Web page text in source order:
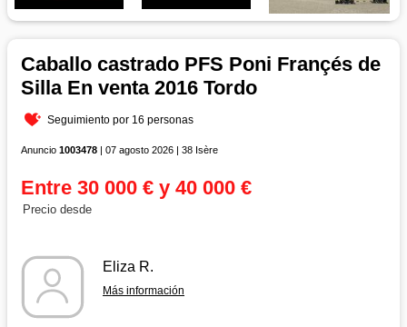
Caballo castrado PFS Poni Françés de
Silla En venta 2016 Tordo
Seguimiento por 16 personas
Anuncio 1003478 | 07 agosto 2026 | 38 Isère
Entre 30 000 € y 40 000 €
Precio desde
Eliza R.
Más información